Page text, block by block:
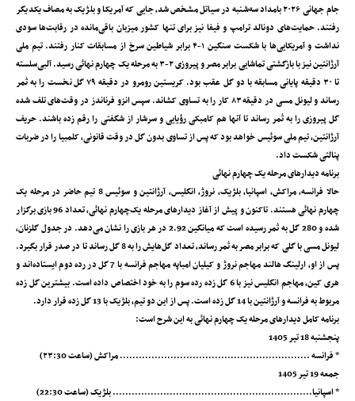
جام جهانی ۲۰۲۶ بامداد سه‌شنبه در سیاتل مشخص شد، جایی که آمریکا و بلژیک به مصاف یکدیگر
رفتند. حمایت‌های دونالد ترامپ و فیفا نیز برای تنها کشور میزبان باقی‌مانده در رقابت‌ها سودی
نداشت و آمریکایی‌ها با شکست سنگین ۱-۴ برابر شیاطین سرخ از مسابقات کنار رفتند. تیم ملی
آرژانتین نیز با بازگشتی تماشایی برابر مصر و پیروزی ۲-۳ به مرحله یک‌ چهارم نهائی رسید. آلبی‌سلسته
تا ۳۰ دقیقه پایانی مسابقه با دو گل عقب بود. کریستین رومرو در دقیقه ۷۹ گل نخست را به ثمر
رساند و لیونل مسی در دقیقه ۸۳ کار را به تساوی کشاند. سپس انزو فرناندز در وقت‌های تلف‌ شده
گل پیروزی را به ثمر رساند تا آنها هم کامبکی رؤیایی و سرشار از شگفتی را رقم زده باشند. حریف
آرژانتین، تیم ملی سوئیس خواهد بود که پس از تساوی بدون گل در وقت قانونی، کلمبیا را در ضربات
پنالتی شکست داد.
برنامه دیدارهای مرحله یک چهارم نهائی
حالا فرانسه، مراکش، اسپانیا، بلژیک، نروژ، انگلیس، آرژانتین و سوئیس 8 تیم حاضر در مرحله یک
چهارم نهائی هستند. تاکنون و پیش از آغاز دیدارهای مرحله یک‌چهارم نهائی، تعداد 96 بازی برگزار
شده و 280 گل به ثمر رسیده است که میانگین 2.92 در هر بازی را نشان می‌دهد. در جدول گلزنان،
لیونل مسی با گلی که برابر مصر به ثمر رساند، تعداد گل‌هایش را به 8 گل رساند تا در صدر قرار بگیرد.
پس از او، ارلینگ ‌هالند مهاجم نروژ و کیلیان امباپه مهاجم فرانسه با 7 گل در رده دوم ایستاده‌اند و
هری کین، مهاجم انگلیس نیز با 6 گل زده رده سوم را به خود اختصاص داده است. بیشترین گل زده
مربوط به فرانسه و آرژانتین با 14 گل زده است. پس از این دو تیم، بلژیک با 13 گل زده قرار دارد.
برنامه کامل دیدارهای مرحله یک چهارم نهائی به این شرح است:
پنجشنبه 18 تیر 1405
* فرانسه ............................................................ مراکش (ساعت ۲۳:30)
جمعه 19 تیر 1405
* اسپانیا............................................................... بلژیک (ساعت 22:30)